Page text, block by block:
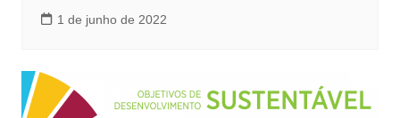
1 de junho de 2022